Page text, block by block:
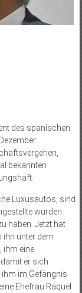
des spanischen
bekannten
Luxusautos, sind
wurden
haben. Jetzt hat
ihn unter dem
ihm eine
er sich
ihm im Gefängnis
Ehefrau Raquel